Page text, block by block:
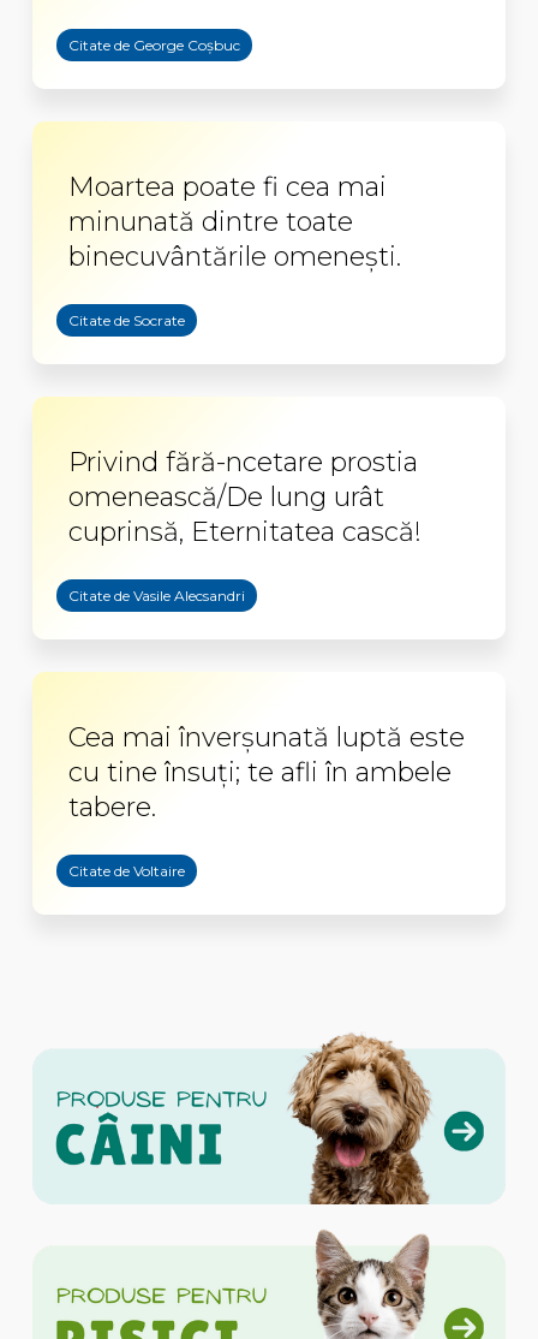
Citate de George Coşbuc
Moartea poate fi cea mai
minunată dintre toate
binecuvântările omeneşti.
Citate de Socrate
Privind fără-ncetare prostia
omenească/De lung urât
cuprinsă, Eternitatea cască!
Citate de Vasile Alecsandri
Cea mai înverșunată luptă este
cu tine însuți; te afli în ambele
tabere.
Citate de Voltaire